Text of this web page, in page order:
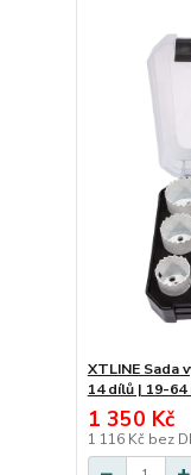
XTLINE Sada
14 dílů | 19-
1 350 Kč
1 116 Kč bez